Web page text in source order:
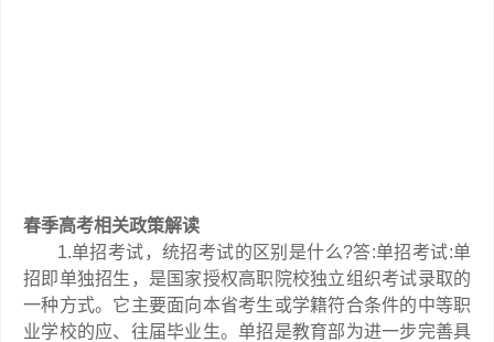
春季高考相关政策解读
1.单招考试，统招考试的区别是什么?答:单招考试:单
招即单独招生，是国家授权高职院校独立组织考试录取的
一种方式。它主要面向本省考生或学籍符合条件的中等职
业学校的应、往届毕业生。单招是教育部为进一步完善具